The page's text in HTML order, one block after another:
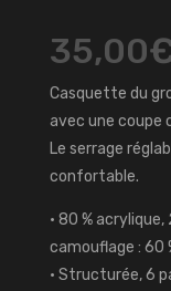
35,00
Casquette du
avec une coupe
Le serrage
confortable.
• 80 %
camouflage : 60
• Structurée, 6